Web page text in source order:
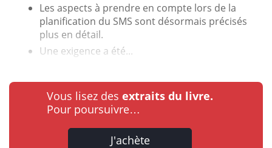
Les aspects à prendre en compte lors de la
planification du SMS sont désormais précisés
plus en détail.
Une exigence a été...
Vous lisez des extraits du livre.
Pour poursuivre…
J'achète